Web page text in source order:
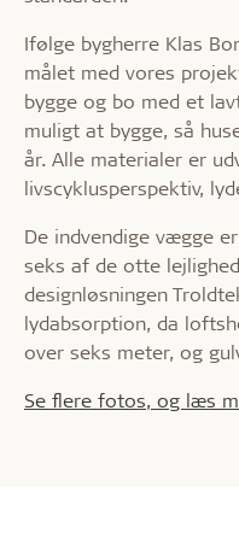
Ifølge bygherre Klas
målet med vores
bygge og bo med et
muligt at bygge, så
år. Alle materialer er
livscyklusperspektiv,
De indvendige vægge
seks af de otte
designløsningen
lydabsorption, da
over seks meter, og
Se flere fotos, og læs